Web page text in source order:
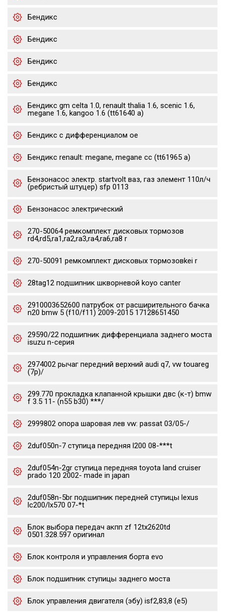
Бендикс
Бендикс
Бендикс
Бендикс
Бендикс gm celta 1.0, renault thalia 1.6, scenic 1.6,
megane 1.6, kangoo 1.6 (tt61640 a)
Бендикс с дифференциалом oe
Бендикс renault: megane, megane cc (tt61965 a)
Бензонасос электр. startvolt ваз, газ элемент 110л/ч
(ребристый штуцер) sfp 0113
Бензонасос электрический
270-50064 ремкомплект дисковых тормозов
rd4,rd5,ra1,ra2,ra3,ra4,ra6,ra8 r
270-50091 ремкомплект дисковых тормозовkei r
28tag12 подшипник шкворневой koyo canter
2910003652600 патрубок от расширительного бачка
n20 bmw 5 (f10/f11) 2009-2015 17128651450
29590/22 подшипник дифференциала заднего моста
isuzu n-серия
2974002 рычаг передний верхний audi q7, vw touareg
(7p)/
299.770 прокладка клапанной крышки двс (к-т) bmw
f 3.5 11- (n55 b30) ***/
2999802 опора шаровая лев vw: passat 03/05-/
2duf050n-7 ступица передняя l200 08-***t
2duf054n-2gr ступица передняя toyota land cruiser
prado 120 2002- made in japan
2duf058n-5br подшипник передней ступицы lexus
lc200/lx570 07-*t
Блок выбора передач акпп zf 12tx2620td
0501.328.597 оригинал
Блок контроля и управления борта evo
Блок подшипник ступицы заднего моста
Блок управления двигателя (эбу) isf2,83,8 (е5)